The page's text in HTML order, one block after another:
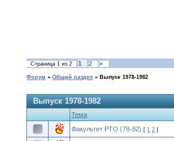
Страница1 из2 1 2 »
Форум » Общий раздел » Выпуск 1978-1982
Выпуск 1978-1982
Тема
Факультет РТО (78-82) [1 2 ]